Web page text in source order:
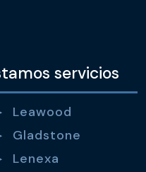
servicios
Leawood
Gladstone
Lenexa